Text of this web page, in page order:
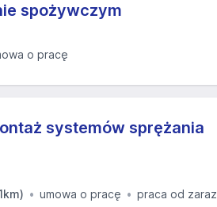
spożywczym
o pracę
systemów sprężania
umowa o pracę
praca od zaraz